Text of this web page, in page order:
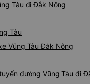
Tàu đi Đắk Nông
Tàu
Vũng Tàu Đắk Nông
đường Vũng Tàu đi